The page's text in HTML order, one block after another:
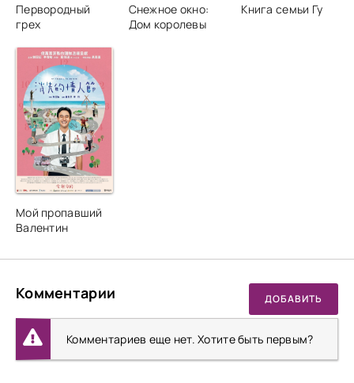
Первородный
грех
Снежное окно:
Дом королевы
Книга семьи Гу
Мой пропавший
Валентин
Комментарии ДОБАВИТЬ
Комментариев еще нет. Хотите быть первым?